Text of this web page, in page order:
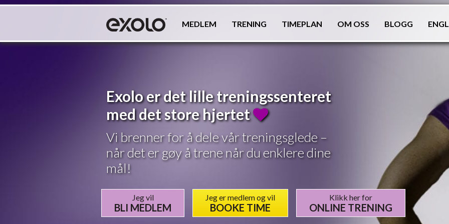
MEDLEM TRENING TIMEPLAN OM OSS BLOGG
Exolo er det lille treningssenteret
med det store hjertet
Vi brenner for å dele vår treningsglede –
når det er gøy å trene når du enklere dine
mål!
Jeg vil
BLI MEDLEM
Jeg er medlem og vil
BOOKE TIME
Klikk her for
ONLINE TRENING